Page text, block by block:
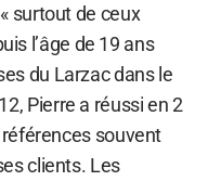
surtout de ceux
l’âge de 19 ans
du Larzac dans le
Pierre a réussi en 2
souvent
clients. Les